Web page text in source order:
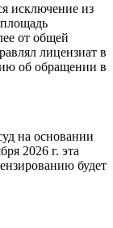
исключение из
от общей
лицензиат в
об обращении в
на основании
2026 г. эта
будет